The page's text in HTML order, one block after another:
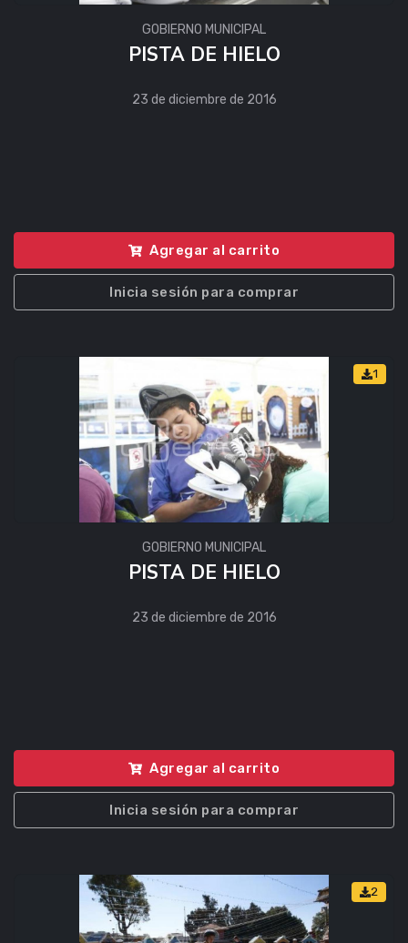
GOBIERNO MUNICIPAL
PISTA DE HIELO
23 de diciembre de 2016
Agregar al carrito
Inicia sesión para comprar
1
GOBIERNO MUNICIPAL
PISTA DE HIELO
23 de diciembre de 2016
Agregar al carrito
Inicia sesión para comprar
2